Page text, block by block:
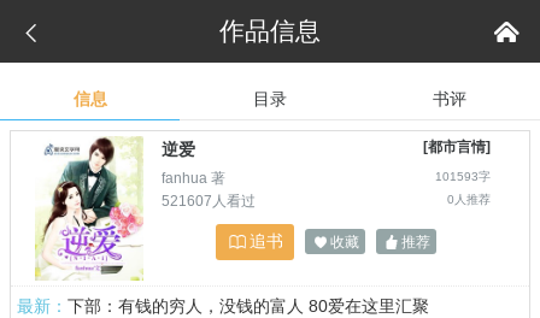
 
作品信息
信息 目录 书评
[都市言情]
逆爱
101593字
fanhua 著
0人推荐
521607人看过
 追书  收藏  推荐
最新： 下部：有钱的穷人，没钱的富人 80爱在这里汇聚